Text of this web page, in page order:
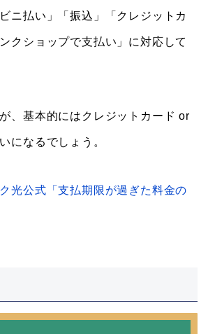
ニ払い」「振込」「クレジットカ
クショップで支払い」に対応して
、基本的にはクレジットカード or
になるでしょう。
光公式「支払期限が過ぎた料金の